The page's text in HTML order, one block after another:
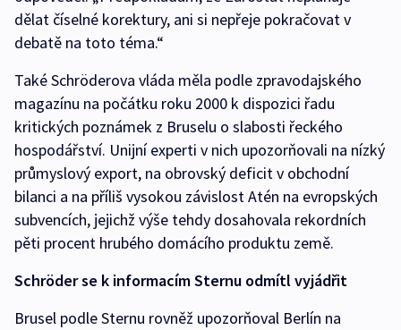
dělat číselné korektury, ani si nepřeje pokračovat v
debatě na toto téma.“
Také Schröderova vláda měla podle zpravodajského
magazínu na počátku roku 2000 k dispozici řadu
kritických poznámek z Bruselu o slabosti řeckého
hospodářství. Unijní experti v nich upozorňovali na nízký
průmyslový export, na obrovský deficit v obchodní
bilanci a na příliš vysokou závislost Atén na evropských
subvencích, jejichž výše tehdy dosahovala rekordních
pěti procent hrubého domácího produktu země.
Schröder se k informacím Sternu odmítl vyjádřit
Brusel podle Sternu rovněž upozorňoval Berlín na